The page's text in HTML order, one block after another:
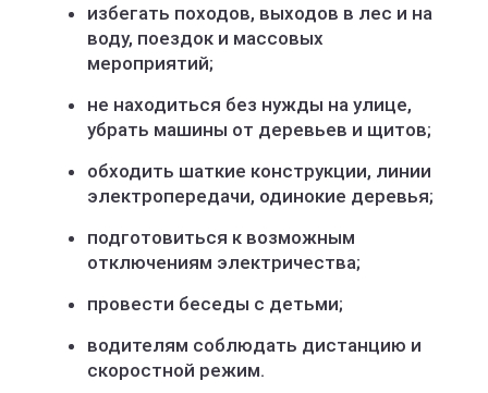
избегать походов, выходов в лес и на
воду, поездок и массовых
мероприятий;
не находиться без нужды на улице,
убрать машины от деревьев и щитов;
обходить шаткие конструкции, линии
электропередачи, одинокие деревья;
подготовиться к возможным
отключениям электричества;
провести беседы с детьми;
водителям соблюдать дистанцию и
скоростной режим.